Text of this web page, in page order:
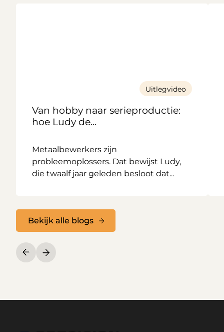
Uitlegvideo
Van hobby naar serieproductie:
hoe Ludy de...
Metaalbewerkers zijn
probleemoplossers. Dat bewijst Ludy,
die twaalf jaar geleden besloot dat...
Bekijk alle blogs